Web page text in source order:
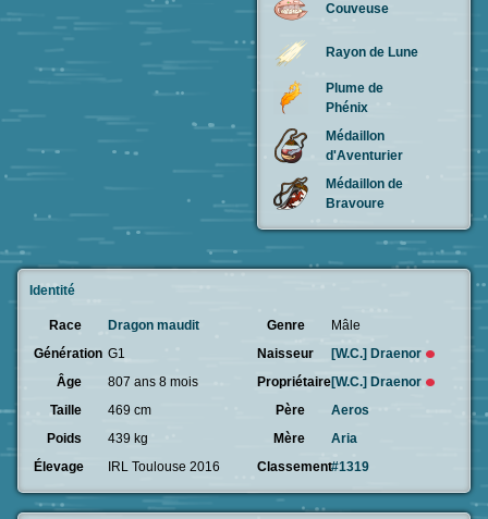
Identité
Race Dragon maudit Genre
Mâle
Génération G1 Naisseur [W.C.] Draenor
Âge
807 ans 8 mois Propriétaire[W.C.] Draenor
Taille
469 cm Père
Aeros
Poids
439 kg Mère
Aria
Élevage
IRL Toulouse 2016 Classement#1319
Couveuse
Rayon de Lune
Plume de
Phénix
Médaillon
d'Aventurier
Médaillon de
Bravoure